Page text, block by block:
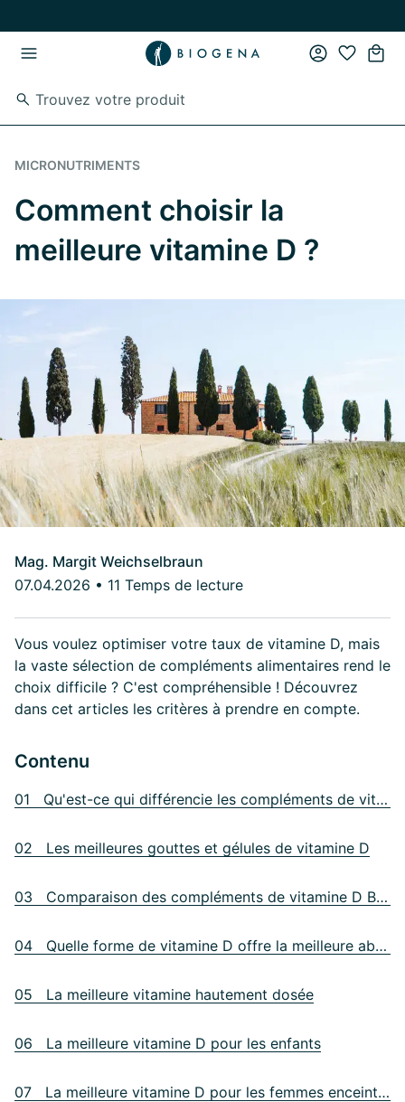
MICRONUTRIMENTS
Comment choisir la
meilleure vitamine D ?
Mag. Margit Weichselbraun
07.04.2026 • 11 Temps de lecture
Vous voulez optimiser votre taux de vitamine D, mais
la vaste sélection de compléments alimentaires rend le
choix difficile ? C'est compréhensible ! Découvrez
dans cet articles les critères à prendre en compte.
Contenu
01 Qu'est-ce qui différencie les compléments de vitamine D ?
02 Les meilleures gouttes et gélules de vitamine D
03 Comparaison des compléments de vitamine D BIOGENA
04 Quelle forme de vitamine D offre la meilleure absorption ?
05 La meilleure vitamine hautement dosée
06 La meilleure vitamine D pour les enfants
07 La meilleure vitamine D pour les femmes enceintes